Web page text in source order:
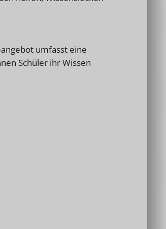
umfasst eine
Schüler ihr Wissen